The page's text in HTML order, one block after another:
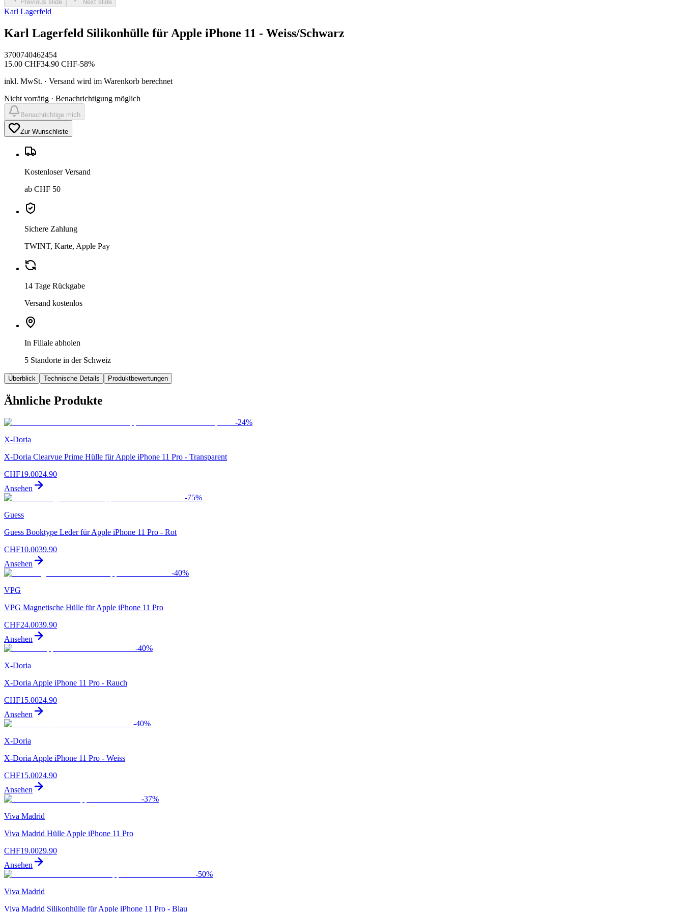
Previous slide Next slide
Karl Lagerfeld
Karl Lagerfeld Silikonhülle für Apple iPhone 11 - Weiss/Schwarz
3700740462454
15.00 CHF34.90 CHF-58%
inkl. MwSt. · Versand wird im Warenkorb berechnet
Nicht vorrätig · Benachrichtigung möglich
Benachrichtige mich
Zur Wunschliste
Kostenloser Versand
ab CHF 50
Sichere Zahlung
TWINT, Karte, Apple Pay
14 Tage Rückgabe
Versand kostenlos
In Filiale abholen
5 Standorte in der Schweiz
Überblick Technische Details Produktbewertungen
Ähnliche Produkte
-24%
X-Doria
X-Doria Clearvue Prime Hülle für Apple iPhone 11 Pro - Transparent
CHF19.0024.90
Ansehen
-75%
Guess
Guess Booktype Leder für Apple iPhone 11 Pro - Rot
CHF10.0039.90
Ansehen
-40%
VPG
VPG Magnetische Hülle für Apple iPhone 11 Pro
CHF24.0039.90
Ansehen
-40%
X-Doria
X-Doria Apple iPhone 11 Pro - Rauch
CHF15.0024.90
Ansehen
-40%
X-Doria
X-Doria Apple iPhone 11 Pro - Weiss
CHF15.0024.90
Ansehen
-37%
Viva Madrid
Viva Madrid Hülle Apple iPhone 11 Pro
CHF19.0029.90
Ansehen
-50%
Viva Madrid
Viva Madrid Silikonhülle für Apple iPhone 11 Pro - Blau